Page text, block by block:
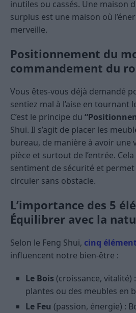
inutiles ou cassés. Une maison
surplus est une maison où
merveille.
Positionnement du
commandement du
Vous êtes-vous déjà demandé
sentiez mal à l’aise en tournant
C’est le principe du
Shui. Il s’agit de placer les
bureau, de manière à avoir une
pièce et surtout de l’entrée.
sentiment de sécurité et permet
circuler sans obstacle.
L’importance des 5
Équilibrer avec la
Selon le Feng Shui, cinq
influencent notre bien-être :
Le Bois (croissance, vitalité)
plantes ou des meubles en
Le Feu (passion, énergie) :